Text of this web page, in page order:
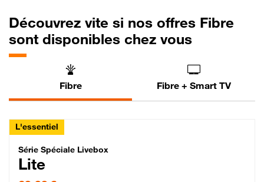
Découvrez vite si nos offres Fibre
sont disponibles chez vous
Fibre Fibre + Smart TV
L'essentiel
Série Spéciale Livebox Lite Fibre
Série Spéciale Livebox
Lite